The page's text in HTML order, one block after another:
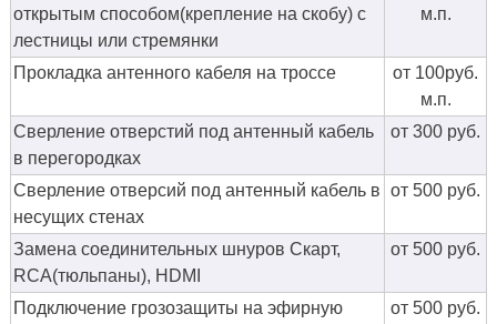
открытым способом(крепление на скобу) с
лестницы или стремянки
м.п.
Прокладка антенного кабеля на троссе
от 100руб.
м.п.
Сверление отверстий под антенный кабель
в перегородках
от 300 руб.
Сверление отверсий под антенный кабель в
несущих стенах
от 500 руб.
Замена соединительных шнуров Скарт,
RCA(тюльпаны), HDMI
от 500 руб.
Подключение грозозащиты на эфирную
от 500 руб.